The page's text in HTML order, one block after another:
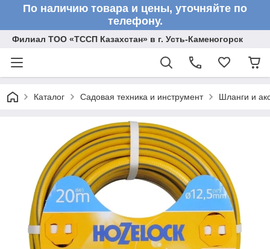
По наличию товара и цены, уточняйте по
телефону.
Филиал ТОО «ТССП Казахстан» в г. Усть-Каменогорск
Каталог Садовая техника и инструмент Шланги и